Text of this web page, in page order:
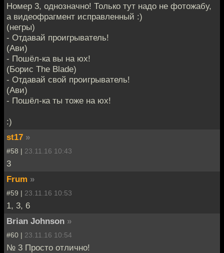
Номер 3, однозначно! Только тут надо не фотожабу,
а видеофрагмент исправленный :)
(негры)
- Отдавай проигрыватель!
(Ави)
- Пошёл-ка вы на юх!
(Борис The Blade)
- Отдавай свой проигрыватель!
(Ави)
- Пошёл-ка ты тоже на юх!
:)
st17 »
#58 | 23.11.16 10:43
3
Frum »
#59 | 23.11.16 10:53
1, 3, 6
Brian Johnson »
#60 | 23.11.16 10:54
№ 3 Просто отлично!